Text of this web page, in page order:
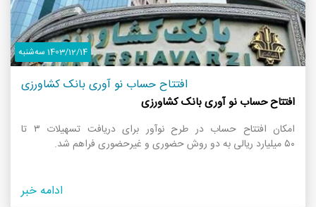
1403/12/14 سه‌شنبه
افتتاح حساب نو آوری بانک کشاورزی
افتتاح حساب نو آوری بانک کشاورزی
امکان افتتاح حساب در طرح نوآور برای دریافت تسهیلات ۳ تا
۵۰ میلیارد ریالی به دو روش حضوری و غیرحضوری فراهم شد.
ادامه خبر